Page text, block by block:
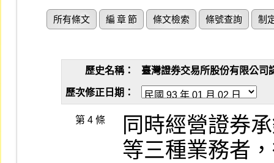
所有條文 編 章 節 條文檢索 條號查詢 制
歷史名稱： 臺灣證券交易所股份有限公司
歷次修正日期：
第 4 條
同時經營證券
等三種業務者